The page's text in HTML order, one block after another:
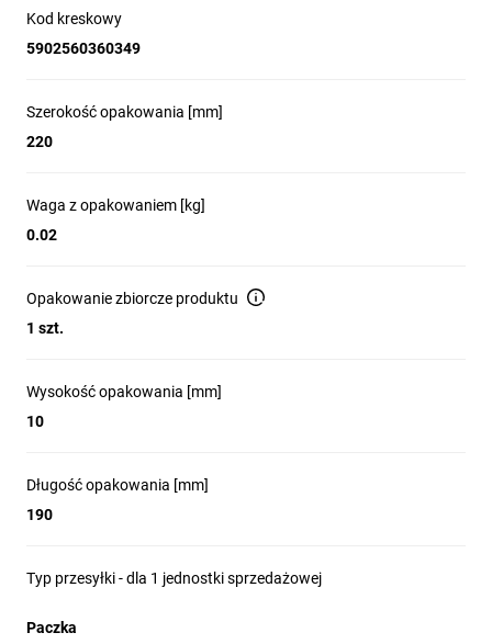
Kod kreskowy
5902560360349
Szerokość opakowania [mm]
220
Waga z opakowaniem [kg]
0.02
Opakowanie zbiorcze produktu
1 szt.
Wysokość opakowania [mm]
10
Długość opakowania [mm]
190
Typ przesyłki - dla 1 jednostki sprzedażowej
Paczka